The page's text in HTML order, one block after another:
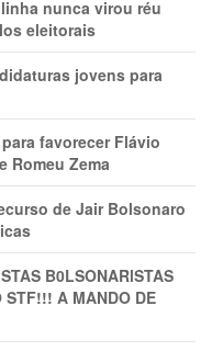
nunca virou réu
eleitorais
jovens para
favorecer Flávio
Romeu Zema
de Jair Bolsonaro
B0LSONARlSTAS
STF!!! A MANDO DE